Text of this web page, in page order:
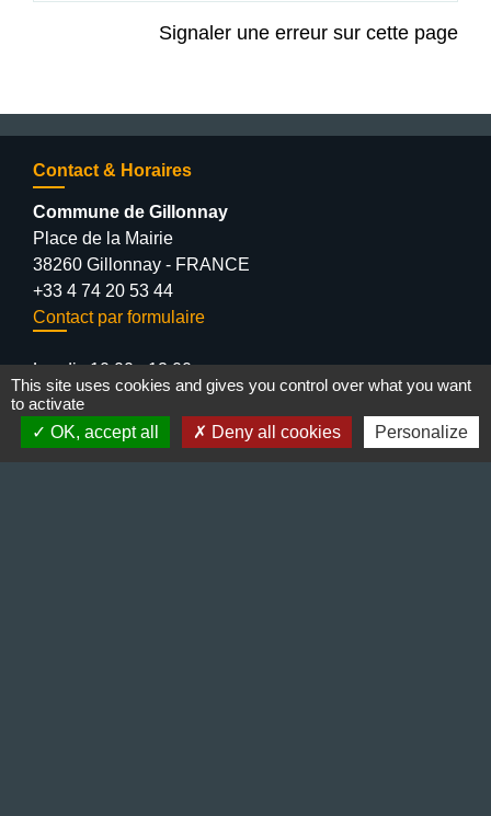
Signaler une erreur sur cette page
Contact & Horaires
Commune de Gillonnay
Place de la Mairie
38260 Gillonnay - FRANCE
+33 4 74 20 53 44
Contact par formulaire
Lundi : 10:00 - 12:00
Mercredi : 13:30 - 16:30
Vendredi : 10:00 - 12:00 / 15:00 - 18:00
This site uses cookies and gives you control over what you want
to activate
OK, accept all
Deny all cookies Personalize